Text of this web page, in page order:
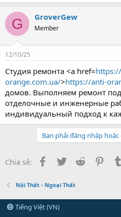
G GroverGew
Member
12/10/25
Студия ремонта <a href=
orange.com.ua/>https://anti-
домов. Выполняем ремонт
отделочные и инженерные
индивидуальный подход к
Bạn phải đăng nhập
Chia sẻ: Facebook
Twitter Reddit
Nội Thất - Ngoại Thất
Tiếng Việt (VN)